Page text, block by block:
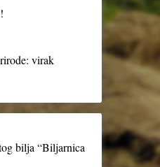
virak
bilja “Biljarnica